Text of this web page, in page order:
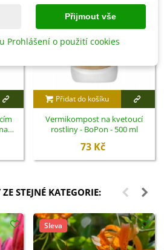
Přidat do košíku
Vermikompost na kvetoucí
rostliny - BoPon - 500 ml
73 Kč
STEJNÉ KATEGORIE:
Sleva
Přijmout vše
Prohlášení o použití cookies